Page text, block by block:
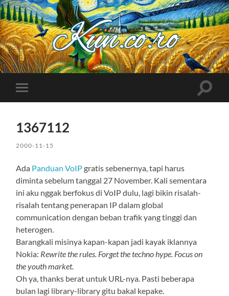
Kuncoro++
Toggle
mobile
Toggle
1367112
2000-11-15
Ada Panduan VoIPgratis sebenernya, tapi harus
diminta sebelum tanggal 27 November. Kali sementara
ini aku nggak berfokus di VoIP dulu, lagi bikin risalah-
risalah tentang penerapan IP dalam global
communication dengan beban trafik yang tinggi dan
heterogen.
Barangkali misinya kapan-kapan jadi kayak iklannya
Nokia: Rewrite the rules. Forget the techno hype. Focus on
the youth market.
Oh ya, thanks berat untuk URL-nya. Pasti beberapa
bulan lagi library-library gitu bakal kepake.